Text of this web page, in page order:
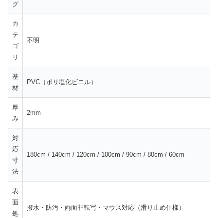
グ
カ
テ
ゴ
リ
不明
基
材
PVC（ポリ塩化ビニル）
厚
み
2mm
対
応
寸
法
180cm / 140cm / 120cm / 100cm / 90cm / 80cm / 60cm
表
面
処
撥水・防汚・両面非転写・マウス対応（滑り止め仕様）